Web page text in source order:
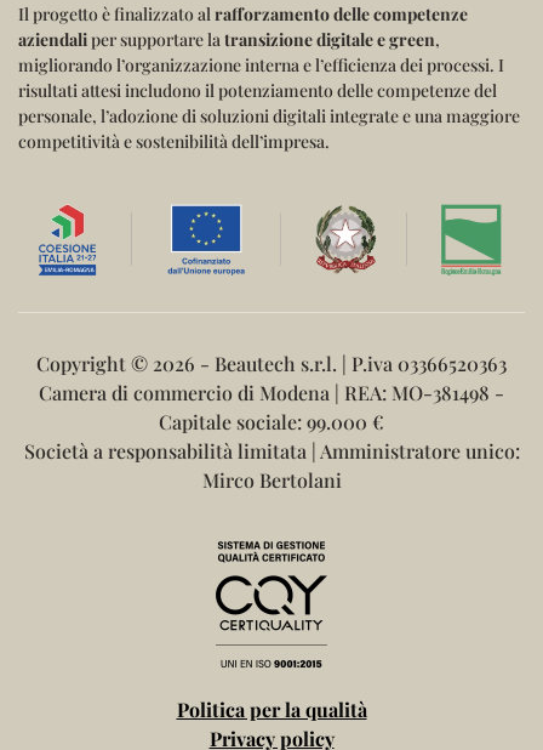
Il progetto è finalizzato al rafforzamento delle competenze
aziendaliper supportare la transizione digitale e green,
migliorando l’organizzazione interna e l’efficienza dei processi. I
risultati attesi includono il potenziamento delle competenze del
personale, l’adozione di soluzioni digitali integrate e una maggiore
competitività e sostenibilità dell’impresa.
Copyright © 2026 - Beautech s.r.l. | P.iva 03366520363
Camera di commercio di Modena | REA: MO-381498 -
Capitale sociale: 99.000 €
Società a responsabilità limitata | Amministratore unico:
Mirco Bertolani
Politica per la qualità
Privacy policy